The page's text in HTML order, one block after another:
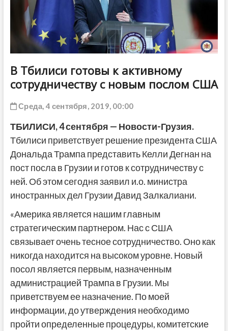
В Тбилиси готовы к активному
сотрудничеству с новым послом США
Среда, 4 сентября, 2019, 00:00
ТБИЛИСИ, 4 сентября — Новости-Грузия.
Тбилиси приветствует решение президента США
Дональда Трампа представить Келли Дегнан на
пост посла в Грузии и готов к сотрудничеству с
ней. Об этом сегодня заявил и.о. министра
иностранных дел Грузии Давид Залкалиани.
«Америка является нашим главным
стратегическим партнером. Нас с США
связывает очень тесное сотрудничество. Оно как
никогда находится на высоком уровне. Новый
посол является первым, назначенным
администрацией Трампа в Грузии. Мы
приветствуем ее назначение. По моей
информации, до утверждения необходимо
пройти определенные процедуры, комитетские